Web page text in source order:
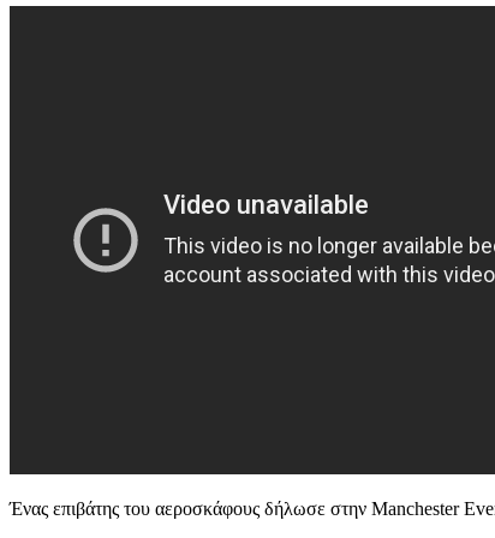
Ένας επιβάτης του αεροσκάφους δήλωσε στην Manchester